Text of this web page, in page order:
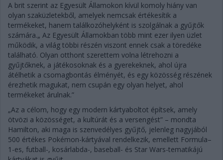
A brit szerint az Egyesült Államokon kívül komoly hiány van
olyan szaküzletekből, amelyek nemcsak értékesítik a
termékeket, hanem találkozóhelyként is szolgálnak a gyűjtők
számára.„ Az Egyesült Államokban több mint ezer ilyen üzlet
működik, a világ többi részén viszont ennek csak a töredéke
található. Olyan otthont szerettem volna létrehozni a
gyűjtőknek, a játékosoknak és a gyerekeknek, ahol újra
átélhetik a csomagbontás élményét, és egy közösség részének
érezhetik magukat, nem csupán egy olyan helyet, ahol
termékeket árulnak.”
„Az a célom, hogy egy modern kártyaboltot építsek, amely
ötvözi a közösséget, a kultúrát és a versengést” – mondta
Hamilton, aki maga is szenvedélyes gyűjtő, jelenleg nagyjából
500 értékes Pokémon-kártyával rendelkezik, emellett Formula–
1-es, futball-, kosárlabda-, baseball- és Star Wars-tematikájú